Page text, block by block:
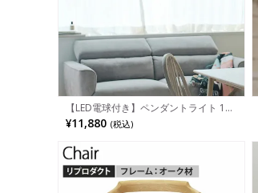
【LED電球付き】ペンダントライト 1灯
スチール シーリングライト 吊り下げ 照
明 インテリア 照明器具 おしゃれ 天井
ト 完成品
¥11,880 (税込)